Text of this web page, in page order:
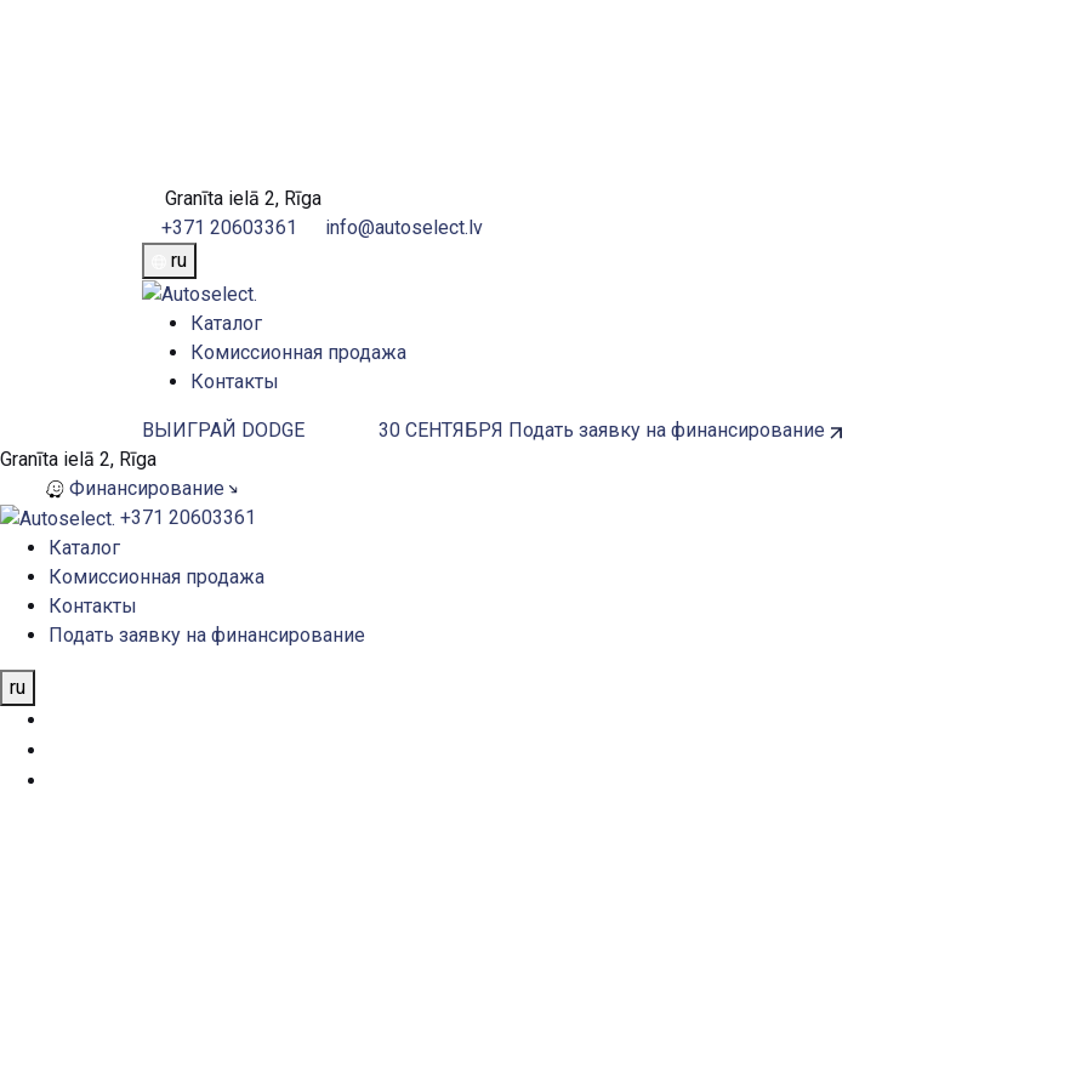
Granīta ielā 2, Rīga
+371 20603361
info@autoselect.lv
ru
Каталог
Комиссионная продажа
Контакты
ВЫИГРАЙ DODGE 30 СЕНТЯБРЯ Подать заявку на финансирование
Granīta ielā 2, Rīga
Финансирование
+371 20603361
Каталог
Комиссионная продажа
Контакты
Подать заявку на финансирование
ru